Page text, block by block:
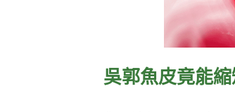
吳郭魚皮竟能